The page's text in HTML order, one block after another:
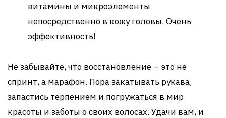
витамины и микроэлементы
непосредственно в кожу головы. Очень
эффективность!
Не забывайте, что восстановление – это не
спринт, а марафон. Пора закатывать рукава,
запастись терпением и погружаться в мир
красоты и заботы о своих волосах. Удачи вам, и